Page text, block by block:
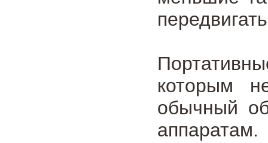
которым
обычный
аппаратам.